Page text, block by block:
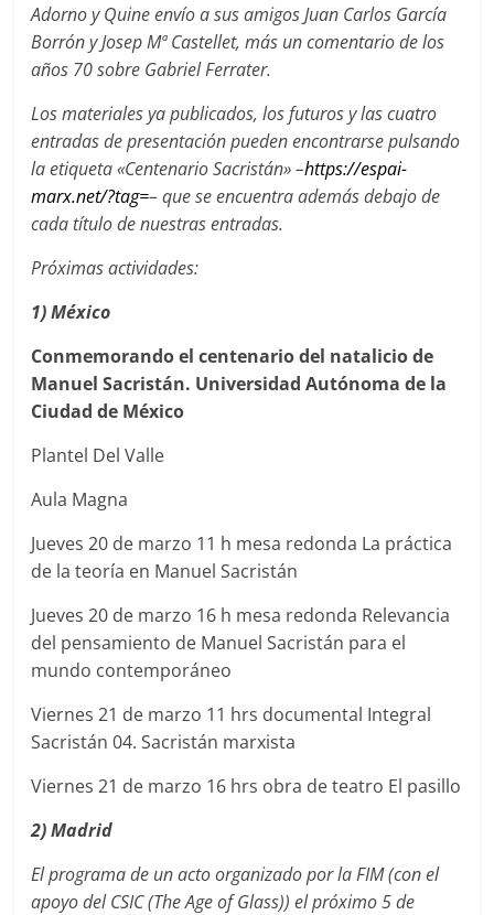
Adorno yQuine envío a sus amigos Juan Carlos García
Borrón y Josep Mª Castellet,más un comentario de los
años 70 sobre Gabriel Ferrater.
Los materiales ya publicados, los futuros y las cuatro
entradas de presentación pueden encontrarse pulsando
la etiqueta «Centenario Sacristán» –https://espai-
marx.net/?tag=– que se encuentra además debajo de
cada título de nuestras entradas.
Próximas actividades:
1) México
Conmemorando el centenario del natalicio de
Manuel Sacristán. Universidad Autónoma de la
Ciudad de México
Plantel Del Valle
Aula Magna
Jueves 20 de marzo 11 h mesa redonda La práctica
de la teoría en Manuel Sacristán
Jueves 20 de marzo 16 h mesa redonda Relevancia
del pensamiento de Manuel Sacristán para el
mundo contemporáneo
Viernes 21 de marzo 11 hrs documental Integral
Sacristán 04. Sacristán marxista
Viernes 21 de marzo 16 hrs obra de teatro El pasillo
2) Madrid
El programa de un acto organizado por la FIM (con el
apoyo del CSIC (The Age of Glass)) el próximo 5 de